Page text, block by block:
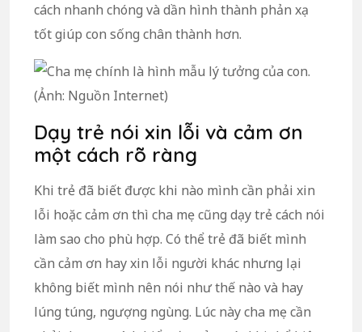
cách nhanh chóng và dần hình thành phản xạ
tốt giúp con sống chân thành hơn.
Dạy trẻ nói xin lỗi và cảm ơn
một cách rõ ràng
Khi trẻ đã biết được khi nào mình cần phải xin
lỗi hoặc cảm ơn thì cha mẹ cũng dạy trẻ cách nói
làm sao cho phù hợp. Có thể trẻ đã biết mình
cần cảm ơn hay xin lỗi người khác nhưng lại
không biết mình nên nói như thế nào và hay
lúng túng, ngượng ngùng. Lúc này cha mẹ cần